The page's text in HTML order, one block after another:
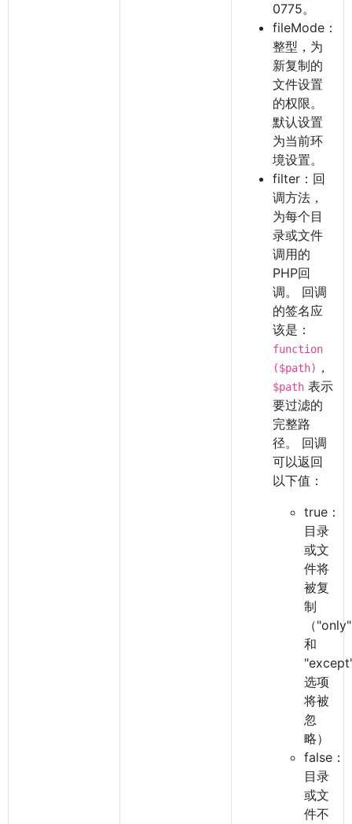
0775。
fileMode：
整型，为
新复制的
文件设置
的权限。
默认设置
为当前环
境设置。
filter：回
调方法，
为每个目
录或文件
调用的
PHP回
调。 回调
的签名应
该是：
function
($path) ，
$path 表示
要过滤的
完整路
径。 回调
可以返回
以下值：
true：
目录
或文
件将
被复
制
（"only"
和
选项
将被
忽
略）
false：
目录
或文
件不